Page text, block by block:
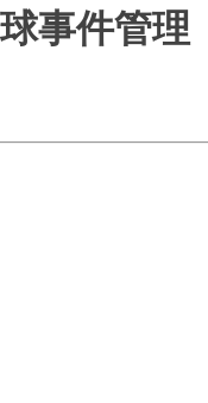
事件管理